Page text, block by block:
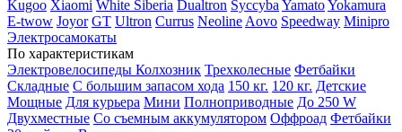
Kugoo Xiaomi White Siberia Dualtron Syccyba YamatoYokamura
E-twow Joyor GT Ultron Currus Neoline Aovo Speedway Minipro
Электросамокаты
По характеристикам
Электровелосипеды Колхозник Трехколесные Фетбайки
Складные С большим запасом хода 150 кг. 120 кг. Детские
Мощные Для курьера Мини Полноприводные До 250 W
Двухместные Со съемным аккумулятором Оффроад Фетбайки